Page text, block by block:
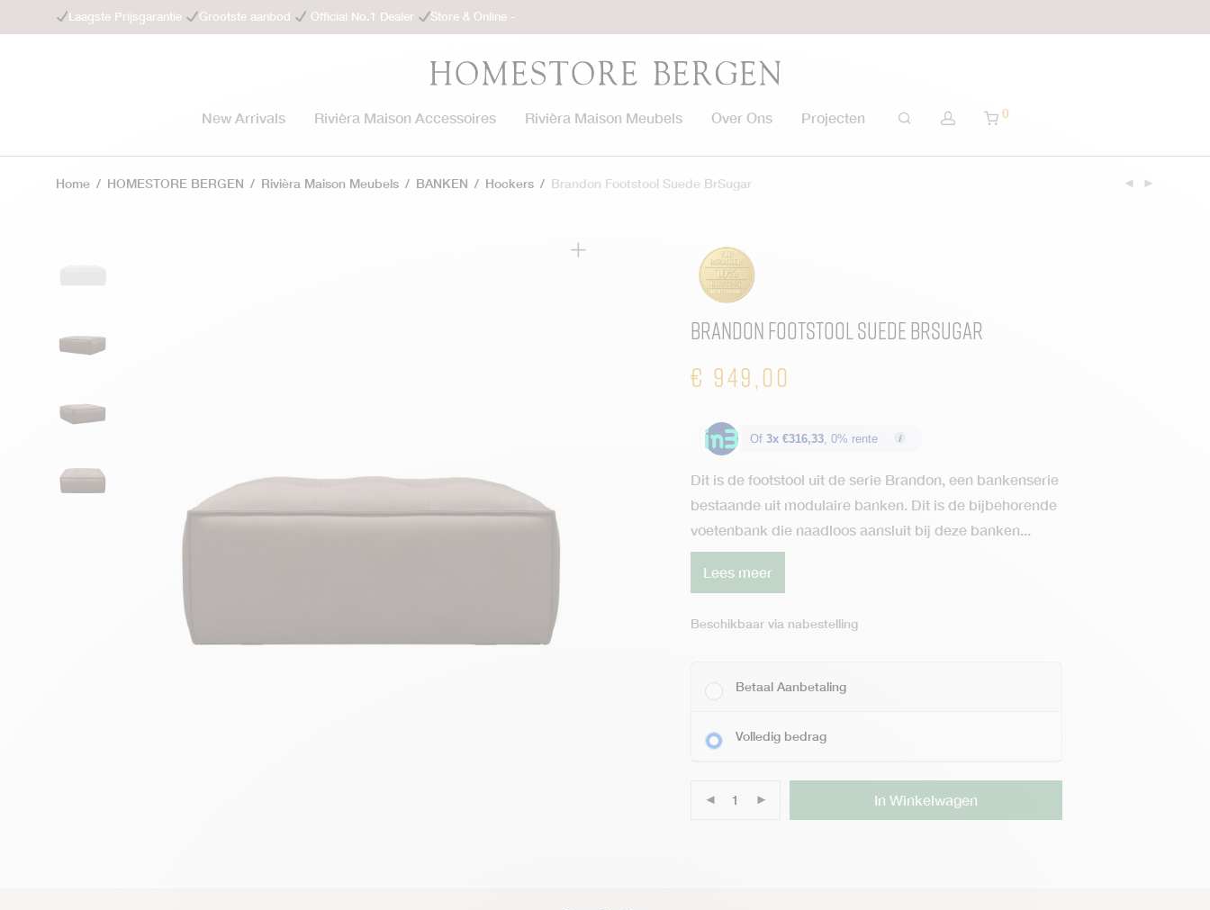
Laagste Prijsgarantie Grootste aanbod Official No.1 Dealer Store & Online -
New Arrivals Rivièra Maison Accessoires Rivièra Maison Meubels Over Ons Projecten 0
Home / HOMESTORE BERGEN / Rivièra Maison Meubels / BANKEN / Hockers / Brandon Footstool Suede BrSugar
Brandon Footstool Suede BrSugar
€ 949,00
Of 3x €316,33, 0% rente
Dit is de footstool uit de serie Brandon, een bankenserie
bestaande uit modulaire banken. Dit is de bijbehorende
voetenbank die naadloos aansluit bij deze banken...
Lees meer
Beschikbaar via nabestelling
Betaal Aanbetaling
Volledig bedrag
In Winkelwagen